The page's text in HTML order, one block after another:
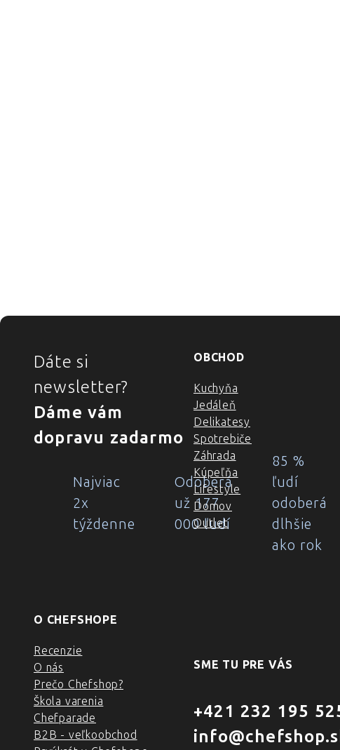
ZÁPÄTIE
Dáte si
newsletter?
Dáme vám
dopravu zadarmo
Najviac
2x
týždenne
Odoberá
už 177
000 ľudí
85 %
ľudí
odoberá
dlhšie
ako rok
OBCHOD
Kuchyňa
Jedáleň
Delikatesy
Spotrebiče
Záhrada
Kúpeľňa
Lifestyle
Domov
Outlet
O CHEFSHOPE
Recenzie
O nás
Prečo Chefshop?
Škola varenia
Chefparade
B2B - veľkoobchod
SME TU PRE VÁS
+421 232 195